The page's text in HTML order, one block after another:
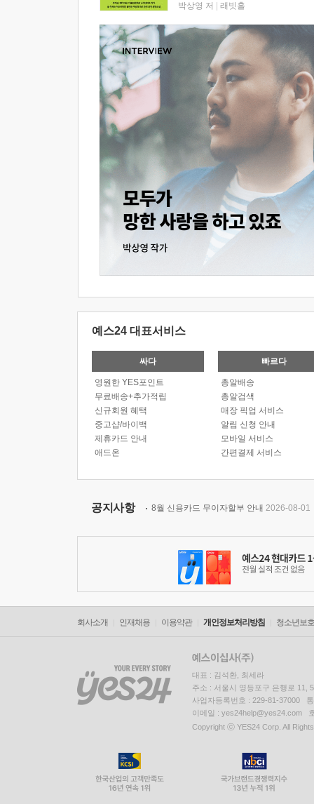
박상영 저 래빗홀
예스24 대표서비스
싸다
영원한 YES포인트
무료배송+추가적립
신규회원 혜택
중고샵/바이백
제휴카드 안내
애드온
빠르다
총알배송
총알검색
매장 픽업 서비스
알림 신청 안내
모바일 서비스
간편결제 서비스
공지사항 8월 신용카드 무이자할부 안내 2026-08-01
회사소개 인재채용 이용약관 개인정보처리방침 청소년보
대표 : 김석환, 최세라
주소 : 서울시 영등포구 은행로 11,
사업자등록번호 : 229-81-37000
이메일 : yes24help@yes24.com
Copyright ⓒ YES24 Corp. All